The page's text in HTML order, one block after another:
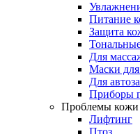
Питание
Защита
Для
Маски
Для
Приборы
Проблемы кожи
Лифтинг
Птоз